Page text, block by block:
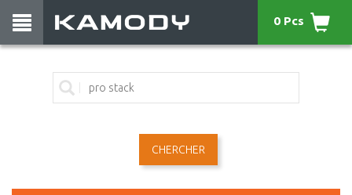
CHERCHER
0 Pcs